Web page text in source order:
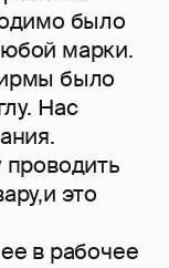
было
марки.
было
Нас
проводить
это
в рабочее